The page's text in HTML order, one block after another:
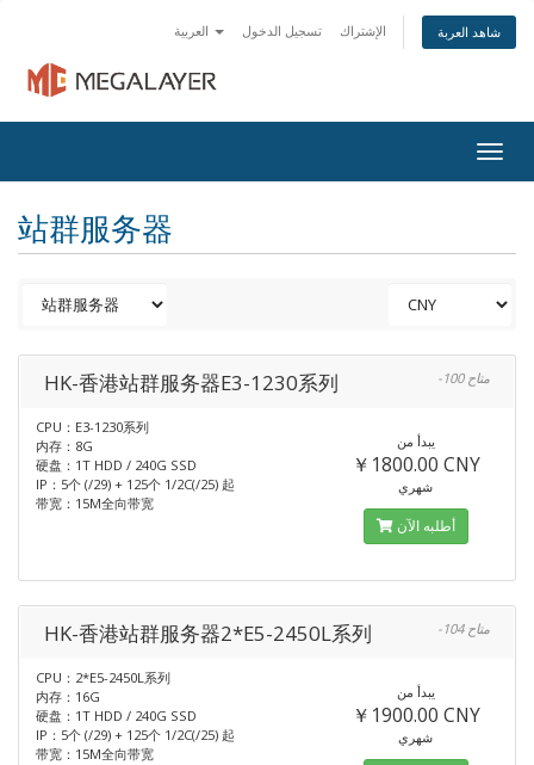
تسجيل الدخول الإشتراك شاهد العربة
站群服务器
HK-香港站群服务器E3-1230系列 -100 متاح
CPU：E3-1230系列
内存：8G
硬盘：1T HDD / 240G SSD
IP：5个 (/29) + 125个 1/2C(/25) 起
带宽：15M全向带宽
يبدأ من
￥1800.00 CNY
شهري
أطلبه الآن
HK-香港站群服务器2*E5-2450L系列 -104 متاح
CPU：2*E5-2450L系列
内存：16G
硬盘：1T HDD / 240G SSD
IP：5个 (/29) + 125个 1/2C(/25) 起
带宽：15M全向带宽
يبدأ من
￥1900.00 CNY
شهري